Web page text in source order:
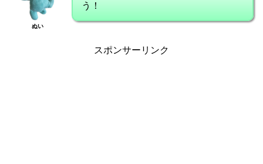
ぬい
う！
スポンサーリンク